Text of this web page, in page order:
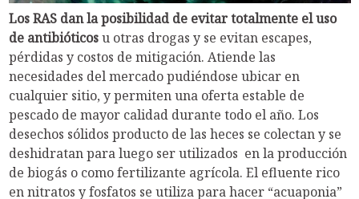
Los RAS dan la posibilidad de evitar totalmente el uso
de antibióticosu otras drogas y se evitan escapes,
pérdidas y costos de mitigación. Atiende las
necesidades del mercado pudiéndose ubicar en
cualquier sitio, y permiten una oferta estable de
pescado de mayor calidad durante todo el año. Los
desechos sólidos producto de las heces se colectan y se
deshidratan para luego ser utilizados en la producción
de biogás o como fertilizante agrícola. El efluente rico
en nitratos y fosfatos se utiliza para hacer “acuaponia”